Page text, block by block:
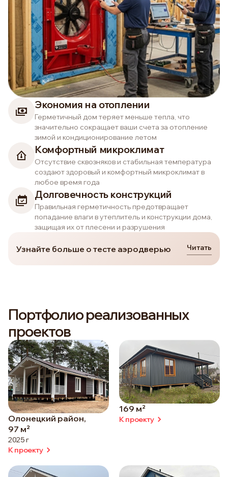
Экономия на отоплении
Герметичный дом теряет меньше тепла, что
значительно сокращает ваши счета за отопление
зимой и кондиционирование летом
Комфортный микроклимат
Отсутствие сквозняков и стабильная температура
создают здоровый и комфортный микроклимат в
любое время года
Долговечность конструкций
Правильная герметичность предотвращает
попадание влаги в утеплитель и конструкции дома,
защищая их от плесени и разрушения
Узнайте больше о тесте аэродверью Читать
Портфолио реализованных
проектов
Олонецкий район,
97 м²
2025 г
К проекту
169 м²
К проекту